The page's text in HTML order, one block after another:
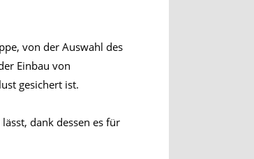
von der Auswahl des
Einbau von
gesichert ist.
dank dessen es für